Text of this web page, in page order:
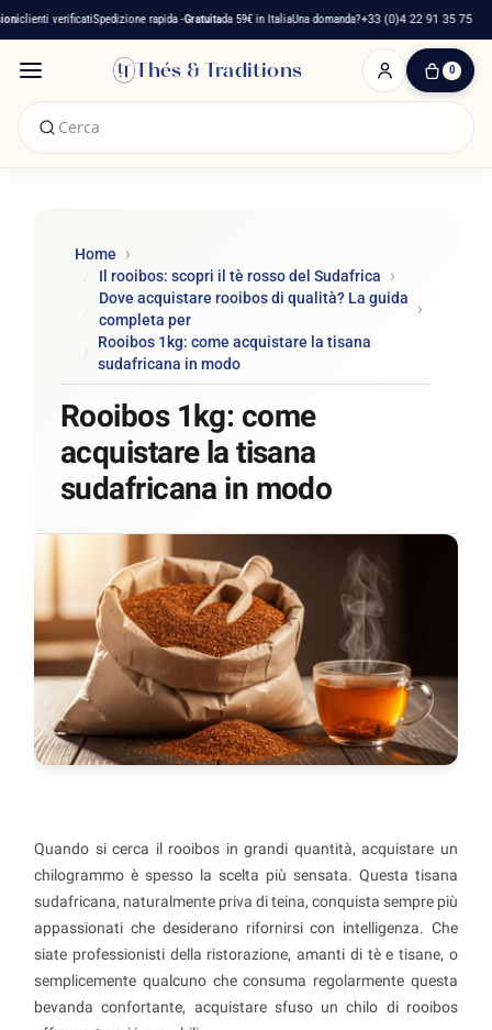
verificatiSpedizione rapida -Gratuitada 59€ in ItaliaUna domanda?+33 (0)4 22 91 35 75
Thés & Traditions 0
0
Home
Il rooibos: scopri il tè rosso del Sudafrica
Dove acquistare rooibos di qualità? La guida
completa per
Rooibos 1kg: come acquistare la tisana
sudafricana in modo
Rooibos 1kg: come
acquistare la tisana
sudafricana in modo
Quando si cerca il rooibos in grandi quantità, acquistare un
chilogrammo è spesso la scelta più sensata. Questa tisana
sudafricana, naturalmente priva di teina, conquista sempre più
appassionati che desiderano rifornirsi con intelligenza. Che
siate professionisti della ristorazione, amanti di tè e tisane, o
semplicemente qualcuno che consuma regolarmente questa
bevanda confortante, acquistare sfuso un chilo di rooibos